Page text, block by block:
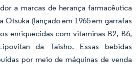
a marcas de herança farmacêutica
Otsuka (lançado em 1965 em garrafas
enriquecidas com vitaminas B2, B6,
da Taisho. Essas bebidas
por meio de máquinas de venda